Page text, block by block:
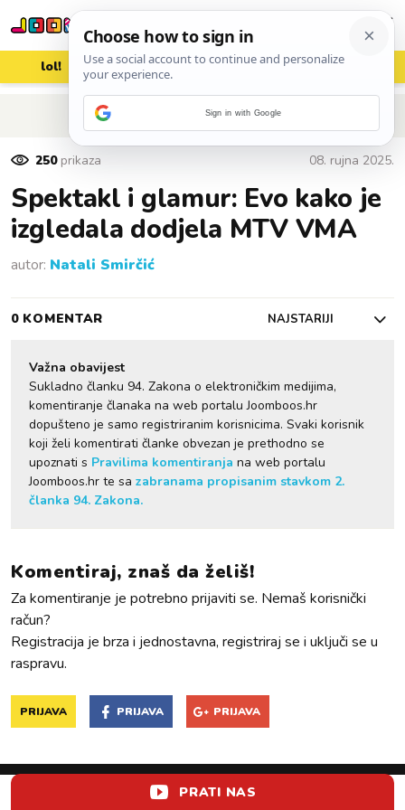
lol! aww vrh! woot?!
POVRATAK NA ČLANAK
250prikaza 08. rujna 2025.
Spektakl i glamur: Evo kako je
izgledala dodjela MTV VMA
autor: Natali Smirčić
0 KOMENTAR NAJSTARIJI
Važna obavijest
Sukladno članku 94. Zakona o elektroničkim medijima,
komentiranje članaka na web portalu Joomboos.hr
dopušteno je samo registriranim korisnicima. Svaki korisnik
koji želi komentirati članke obvezan je prethodno se
upoznati s Pravilima komentiranja na web portalu
Joomboos.hr te sa zabranama propisanim stavkom 2.
članka 94. Zakona.
Komentiraj, znaš da želiš!
Za komentiranje je potrebno prijaviti se. Nemaš korisnički
račun?
Registracija je brza i jednostavna, registriraj se i uključi se u
raspravu.
PRIJAVA PRIJAVA PRIJAVA
PRATI NAS
Sign in with Google